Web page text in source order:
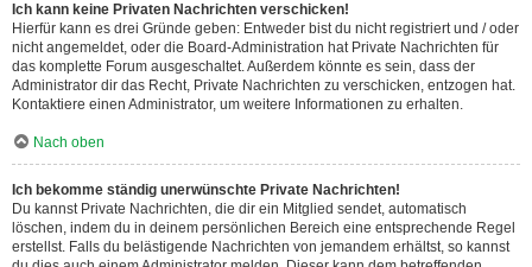
Ich kann keine Privaten Nachrichten verschicken!
Hierfür kann es drei Gründe geben: Entweder bist du nicht registriert und / oder
nicht angemeldet, oder die Board-Administration hat Private Nachrichten für
das komplette Forum ausgeschaltet. Außerdem könnte es sein, dass der
Administrator dir das Recht, Private Nachrichten zu verschicken, entzogen hat.
Kontaktiere einen Administrator, um weitere Informationen zu erhalten.
Nach oben
Ich bekomme ständig unerwünschte Private Nachrichten!
Du kannst Private Nachrichten, die dir ein Mitglied sendet, automatisch
löschen, indem du in deinem persönlichen Bereich eine entsprechende Regel
erstellst. Falls du belästigende Nachrichten von jemandem erhältst, so kannst